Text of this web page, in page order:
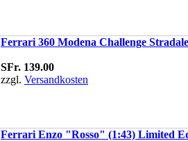
Ferrari 360 Modena Challenge
SFr. 139.00
zzgl. Versandkosten
Ferrari Enzo "Rosso" (1:43) Limited